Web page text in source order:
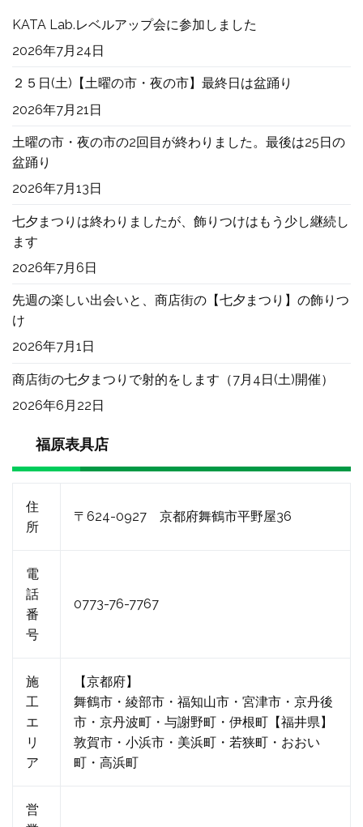
KATA Lab.レベルアップ会に参加しました
2026年7月24日
２５日(土)【土曜の市・夜の市】最終日は盆踊り
2026年7月21日
土曜の市・夜の市の2回目が終わりました。最後は25日の
盆踊り
2026年7月13日
七夕まつりは終わりましたが、飾りつけはもう少し継続し
ます
2026年7月6日
先週の楽しい出会いと、商店街の【七夕まつり】の飾りつ
け
2026年7月1日
商店街の七夕まつりで射的をします（7月4日(土)開催）
2026年6月22日
福原表具店
住
所
〒624-0927 京都府舞鶴市平野屋36
電
話
番
号
0773-76-7767
施
工
エ
リ
ア
【京都府】
舞鶴市・綾部市・福知山市・宮津市・京丹後
市・京丹波町・与謝野町・伊根町【福井県】
敦賀市・小浜市・美浜町・若狭町・おおい
町・高浜町
営